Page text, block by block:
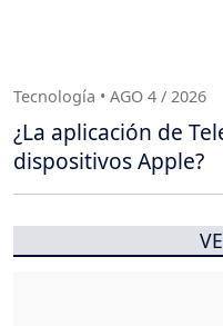
Tecnología • AGO 4 / 2026
¿La aplicación de
dispositivos Apple?